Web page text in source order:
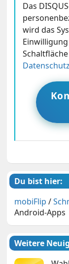
Das
wird das
Du bist hier:
mobiFlip /
Android-Apps
Weitere